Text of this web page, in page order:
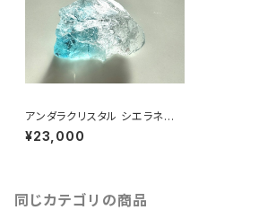
アンダラクリスタル シエラネバ
ダ産/エレクトリックブルー・コズ
ミックアイス 原石 EBIC-1
¥23,000
同じカテゴリの商品